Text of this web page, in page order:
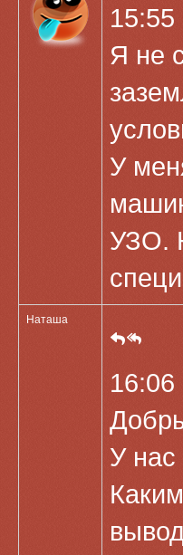
15:55
Я не
У
УЗО.
Наташа
16:06
У нас